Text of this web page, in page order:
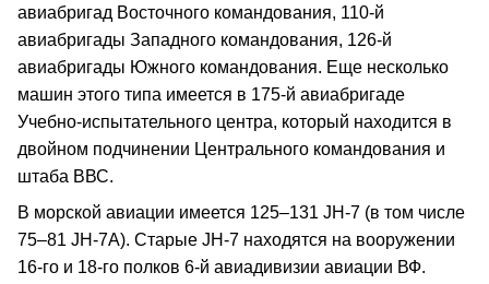
авиабригад Восточного командования, 110-й
авиабригады Западного командования, 126-й
авиабригады Южного командования. Еще несколько
машин этого типа имеется в 175-й авиабригаде
Учебно-испытательного центра, который находится в
двойном подчинении Центрального командования и
штаба ВВС.
В морской авиации имеется 125–131 JH-7 (в том числе
75–81 JH-7А). Старые JH-7 находятся на вооружении
16-го и 18-го полков 6-й авиадивизии авиации ВФ.